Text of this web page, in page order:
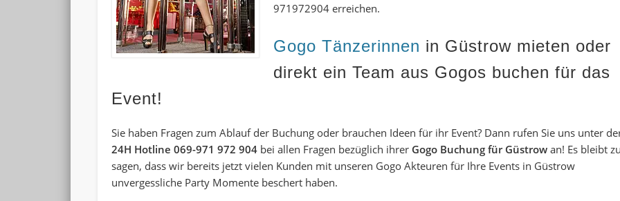
971972904erreichen.
Gogo Tänzerinnen in Güstrow mieten oder
direkt ein Team aus Gogos buchen für das
Event!
Sie haben Fragen zum Ablauf der Buchung oder brauchen Ideen für ihr Event? Dann rufen Sie uns unter
24H Hotline 069-971 972 904bei allen Fragen bezüglich ihrer Gogo Buchungfür Güstrowan! Es bleibt
sagen, dass wir bereits jetzt vielen Kunden mit unseren Gogo Akteuren für Ihre Events in Güstrow
unvergessliche Party Momente beschert haben.